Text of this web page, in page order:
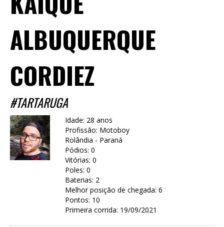
ALBUQUERQUE
CORDIEZ
#TARTARUGA
Idade: 28 anos
Profissão: Motoboy
Rolândia - Paraná
Pódios: 0
Vitórias: 0
Poles: 0
Baterias: 2
Melhor posição de chegada: 6
Pontos: 10
Primeira corrida: 19/09/2021